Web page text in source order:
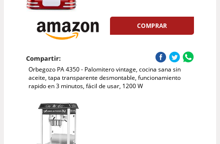
COMPRAR
Compartir:
Orbegozo PA 4350 - Palomitero vintage, cocina sana sin
aceite, tapa transparente desmontable, funcionamiento
rapido en 3 minutos, fácil de usar, 1200 W